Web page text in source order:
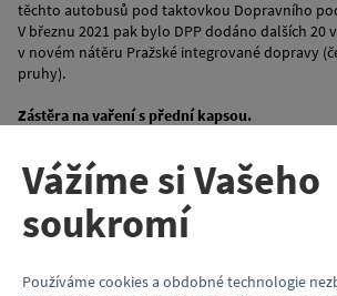
těchto autobusů pod taktovkou Dopravního
V březnu 2021 pak bylo DPP dodáno dalších 20
v novém nátěru Pražské integrované dopravy
pruhy).
Zástěra na vaření s přední kapsou.
Materiál: 80% polyester, 20% bavlna
Gramáž: 220 g/m2
Barva: béžová
Přední strana: potisk / malé logo Locomotif
Vážíme si Vašeho
soukromí
Používáme cookies a obdobné technologie